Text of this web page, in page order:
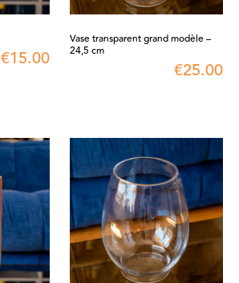
€15.00
Vase transparent grand modèle –
24,5 cm
€25.00